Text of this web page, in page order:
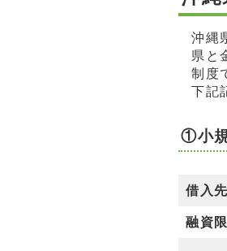
沖縄
県と
制度
下記
①小
借入先
融資